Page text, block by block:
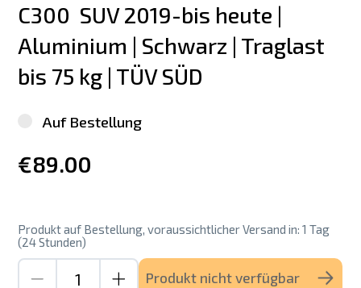
C300  SUV 2019-bis heute |
Aluminium | Schwarz | Traglast
bis 75 kg | TÜV SÜD
Auf Bestellung
€89.00
Produkt auf Bestellung, voraussichtlicher Versand in: 1 Tag
(24 Stunden)
Produkt nicht verfügbar